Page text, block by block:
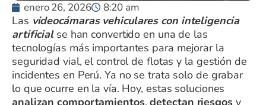
enero 26, 2026 8:20 am
Las videocámaras vehiculares con inteligencia
artificialse han convertido en una de las
tecnologías más importantes para mejorar la
seguridad vial, el control de flotas y la gestión de
incidentes en Perú. Ya no se trata solo de grabar
lo que ocurre en la vía. Hoy, estas soluciones